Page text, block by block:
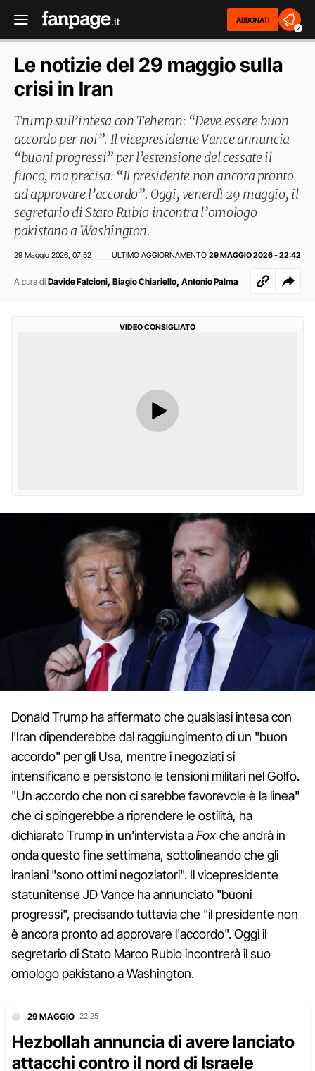
ABBONATI
2
Le notizie del 29 maggio sulla
crisi in Iran
Trump sull’intesa con Teheran: “Deve essere buon
accordo per noi”. Il vicepresidente Vance annuncia
“buoni progressi” per l’estensione del cessate il
fuoco, ma precisa: “Il presidente non ancora pronto
ad approvare l’accordo”. Oggi, venerdì 29 maggio, il
segretario di Stato Rubio incontra l’omologo
pakistano a Washington.
29 Maggio 2026 07:52 ULTIMO AGGIORNAMENTO 29 MAGGIO 2026 - 22:42
A cura di Davide Falcioni, Biagio Chiariello, Antonio Palma
VIDEO CONSIGLIATO
Donald Trump ha affermato che qualsiasi intesa con
l'Iran dipenderebbe dal raggiungimento di un "buon
accordo" per gli Usa, mentre i negoziati si
intensificano e persistono le tensioni militari nel Golfo.
"Un accordo che non ci sarebbe favorevole è la linea"
che ci spingerebbe a riprendere le ostilità, ha
dichiarato Trump in un'intervista aFox che andrà in
onda questo fine settimana, sottolineando che gli
iraniani "sono ottimi negoziatori". Il vicepresidente
statunitense JD Vance ha annunciato "buoni
progressi", precisando tuttavia che "il presidente non
è ancora pronto ad approvare l'accordo". Oggi il
segretario di Stato Marco Rubio incontrerà il suo
omologo pakistano a Washington.
29 MAGGIO 22:25
Hezbollah annuncia di avere lanciato
attacchi contro il nord di Israele